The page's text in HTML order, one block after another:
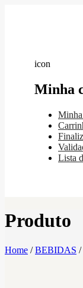
icon
Minha
Lista
Produto
Home / BEBIDAS /